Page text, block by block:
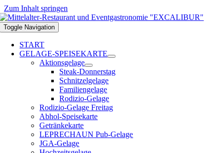
Zum Inhalt springen
Toggle Navigation
START
GELAGE-SPEISEKARTE
Aktionsgelage
Steak-Donnerstag
Schnitzelgelage
Familiengelage
Rodizio-Gelage
Rodizio-Gelage Freitag
Abhol-Speisekarte
Getränkekarte
LEPRECHAUN Pub-Gelage
JGA-Gelage